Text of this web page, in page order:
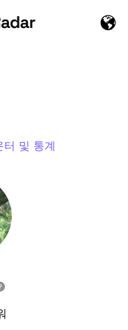
및 통계